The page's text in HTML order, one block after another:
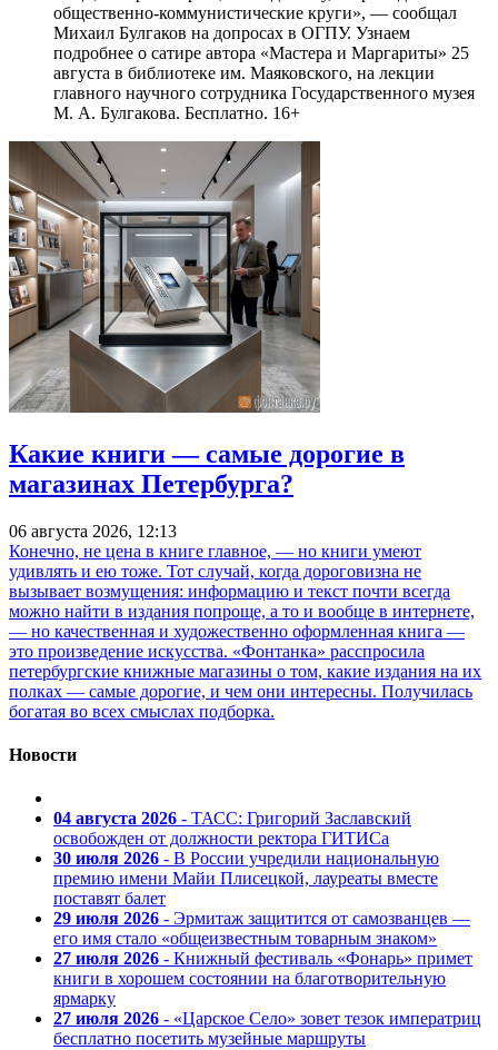
общественно-коммунистические круги», — сообщал
Михаил Булгаков на допросах в ОГПУ. Узнаем
подробнее о сатире автора «Мастера и Маргариты» 25
августа в библиотеке им. Маяковского, на лекции
главного научного сотрудника Государственного музея
М. А. Булгакова. Бесплатно. 16+
Какие книги — самые дорогие в
магазинах Петербурга?
06 августа 2026, 12:13
Конечно, не цена в книге главное, — но книги умеют
удивлять и ею тоже. Тот случай, когда дороговизна не
вызывает возмущения: информацию и текст почти всегда
можно найти в издания попроще, а то и вообще в интернете,
— но качественная и художественно оформленная книга —
это произведение искусства. «Фонтанка» расспросила
петербургские книжные магазины о том, какие издания на их
полках — самые дорогие, и чем они интересны. Получилась
богатая во всех смыслах подборка.
Новости
04 августа 2026 - ТАСС: Григорий Заславский
освобожден от должности ректора ГИТИСа
30 июля 2026 - В России учредили национальную
премию имени Майи Плисецкой, лауреаты вместе
поставят балет
29 июля 2026 - Эрмитаж защитится от самозванцев —
его имя стало «общеизвестным товарным знаком»
27 июля 2026 - Книжный фестиваль «Фонарь» примет
книги в хорошем состоянии на благотворительную
ярмарку
27 июля 2026 - «Царское Село» зовет тезок императриц
бесплатно посетить музейные маршруты